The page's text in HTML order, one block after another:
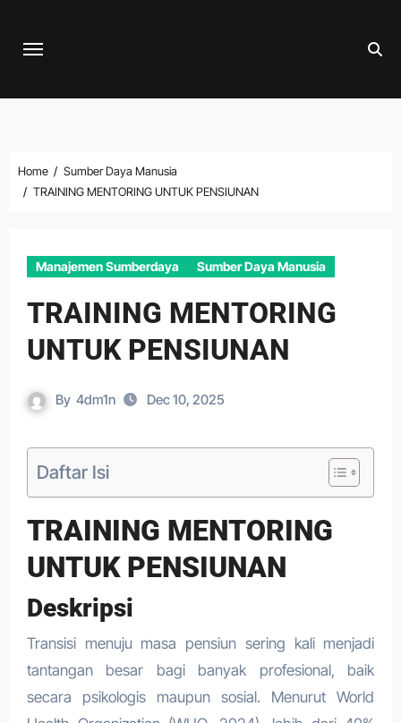
Home
Sumber Daya Manusia
TRAINING MENTORING UNTUK PENSIUNAN
Manajemen Sumberdaya Sumber Daya Manusia
TRAINING MENTORING
UNTUK PENSIUNAN
By 4dm1n Dec 10, 2025
Daftar Isi
TRAINING MENTORING
UNTUK PENSIUNAN
Deskripsi
Transisi menuju masa pensiun sering kali menjadi
tantangan besar bagi banyak profesional, baik
secara psikologis maupun sosial. Menurut World